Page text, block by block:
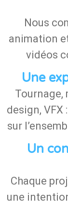
Nous
animation
vidéos
Une
Tournage,
design, VFX
sur
Un
Chaque
une